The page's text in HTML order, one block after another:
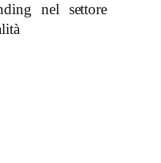
nel settore